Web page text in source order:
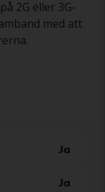
2G eller 3G-
med att
Ja
Ja